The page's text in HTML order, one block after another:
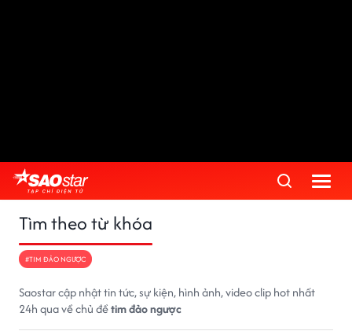
Tìm theo từ khóa
#TIM ĐẢO NGƯỢC
Saostar cập nhật tin tức, sự kiện, hình ảnh, video clip hot nhất
24h qua về chủ đềtim đảo ngược